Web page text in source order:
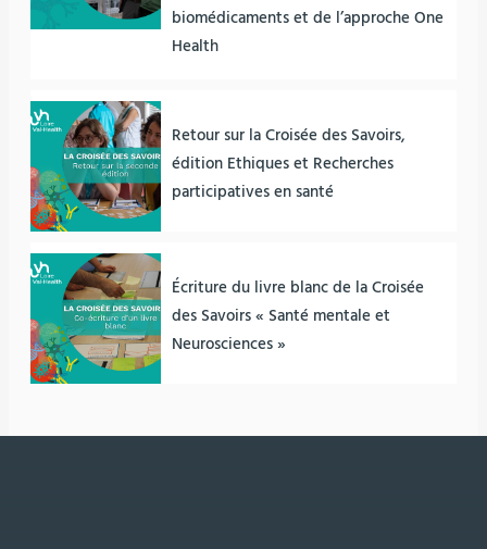
biomédicaments et de l’approche One
Health
Retour sur la Croisée des Savoirs,
édition Ethiques et Recherches
participatives en santé
Écriture du livre blanc de la Croisée
des Savoirs « Santé mentale et
Neurosciences »